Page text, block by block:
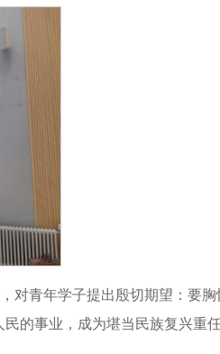
对青年学子提出殷切期望：要
的事业，成为堪当民族复兴重